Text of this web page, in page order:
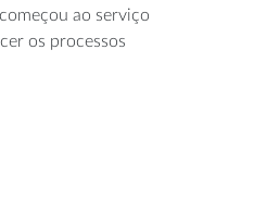
ao serviço
os processos